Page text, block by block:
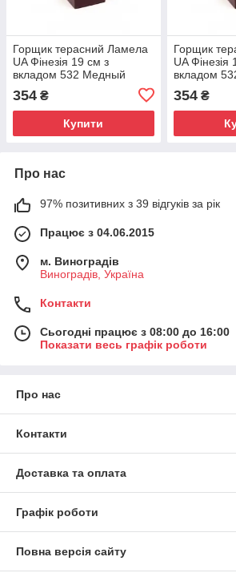
Горщик терасний Ламела
UA Фінезія 19 см з
вкладом 532 Медный
354 ₴
Купити
Горщик
UA Фінезія
вкладом
354₴
Про нас
97% позитивних з 39 відгуків за рік
Працює з 04.06.2015
м. Виноградів
Виноградів, Україна
Контакти
Сьогодні працює з 08:00 до 16:00
Показати весь графік роботи
Про нас
Контакти
Доставка та оплата
Графік роботи
Повна версія сайту